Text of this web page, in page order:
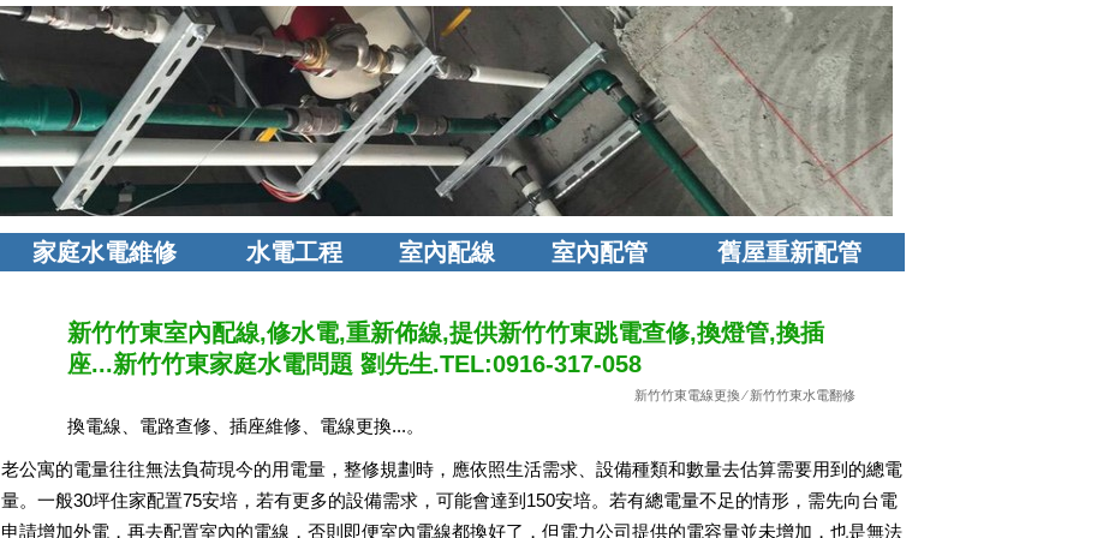
家庭水電維修 水電工程 室內配線 室內配管 舊屋重新配管
新竹竹東室內配線,修水電,重新佈線,提供新竹竹東跳電查修,換燈管,換插
座...新竹竹東家庭水電問題 劉先生.TEL:0916-317-058
新竹竹東電線更換⁄新竹竹東水電翻修
換電線、電路查修、插座維修、電線更換...。
老公寓的電量往往無法負荷現今的用電量，整修規劃時，應依照生活需求、設備種類和數量去估算需要用到的總電
量。一般30坪住家配置75安培，若有更多的設備需求，可能會達到150安培。若有總電量不足的情形，需先向台電
申請增加外電，再去配置室內的電線，否則即便室內電線都換好了，但電力公司提供的電容量並未增加，也是無法